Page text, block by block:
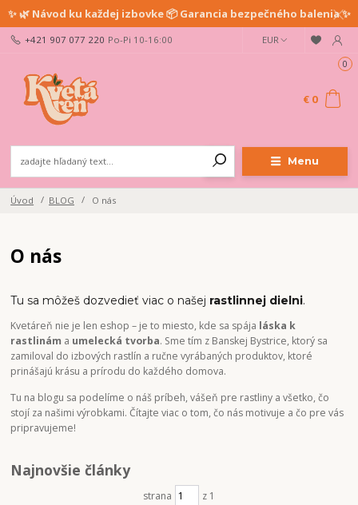
✨ 🌿 Návod ku každej izbovke 📦 Garancia bezpečného balenia ✨
Menu
EUR
+421 907 077 220 Po-Pi 10-16:00
0
€ 0
Úvod BLOG O nás
O nás
Tu sa môžeš dozvedieť viac o našej rastlinnej dielni.
Kvetáreň nie je len eshop – je to miesto, kde sa spája láska k
rastlinám a umelecká tvorba. Sme tím z Banskej Bystrice, ktorý sa
zamiloval do izbových rastlín a ručne vyrábaných produktov, ktoré
prinášajú krásu a prírodu do každého domova.
Tu na blogu sa podelíme o náš príbeh, vášeň pre rastliny a všetko, čo
stojí za našimi výrobkami. Čítajte viac o tom, čo nás motivuje a čo pre vás
pripravujeme!
Najnovšie články
strana z 1